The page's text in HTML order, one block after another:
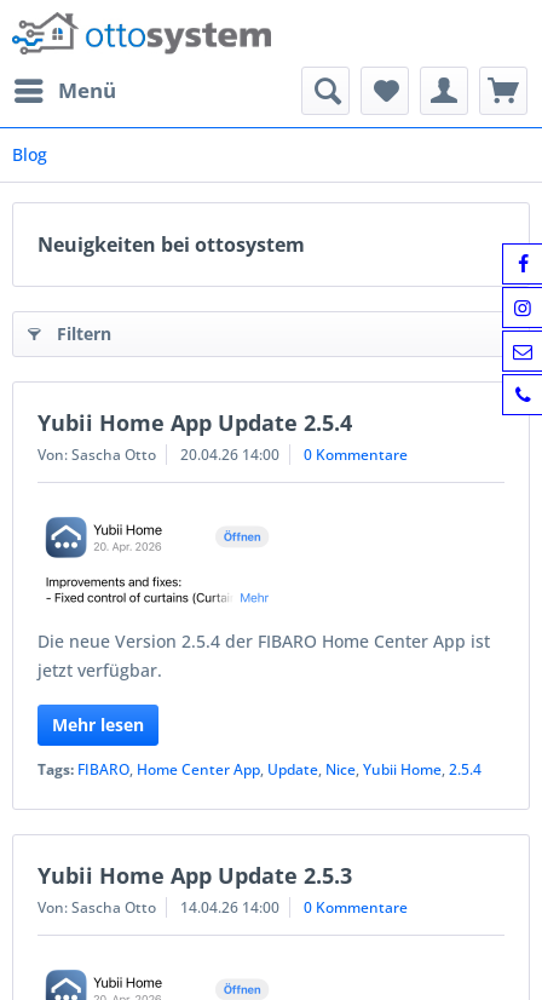
Menü
Blog
Neuigkeiten bei ottosystem
Filtern
Yubii Home App Update 2.5.4
Von: Sascha Otto 20.04.26 14:00 0 Kommentare
Die neue Version 2.5.4 der FIBARO Home Center App ist
jetzt verfügbar.
Mehr lesen
Tags: FIBARO, Home Center App, Update, Nice,Yubii Home,2.5.4
Yubii Home App Update 2.5.3
Von: Sascha Otto 14.04.26 14:00 0 Kommentare